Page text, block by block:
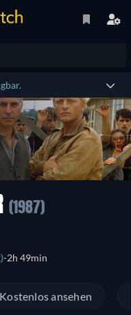
(1987)
2h 49min
Kostenlos ansehen